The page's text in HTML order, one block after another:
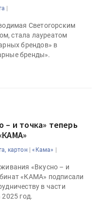
|
Светогорским
стала лауреатом
брендов» в
бренды».
– и точка» теперь
картон |«Кама» |
«Вкусно – и
«КАМА» подписали
в части
год.